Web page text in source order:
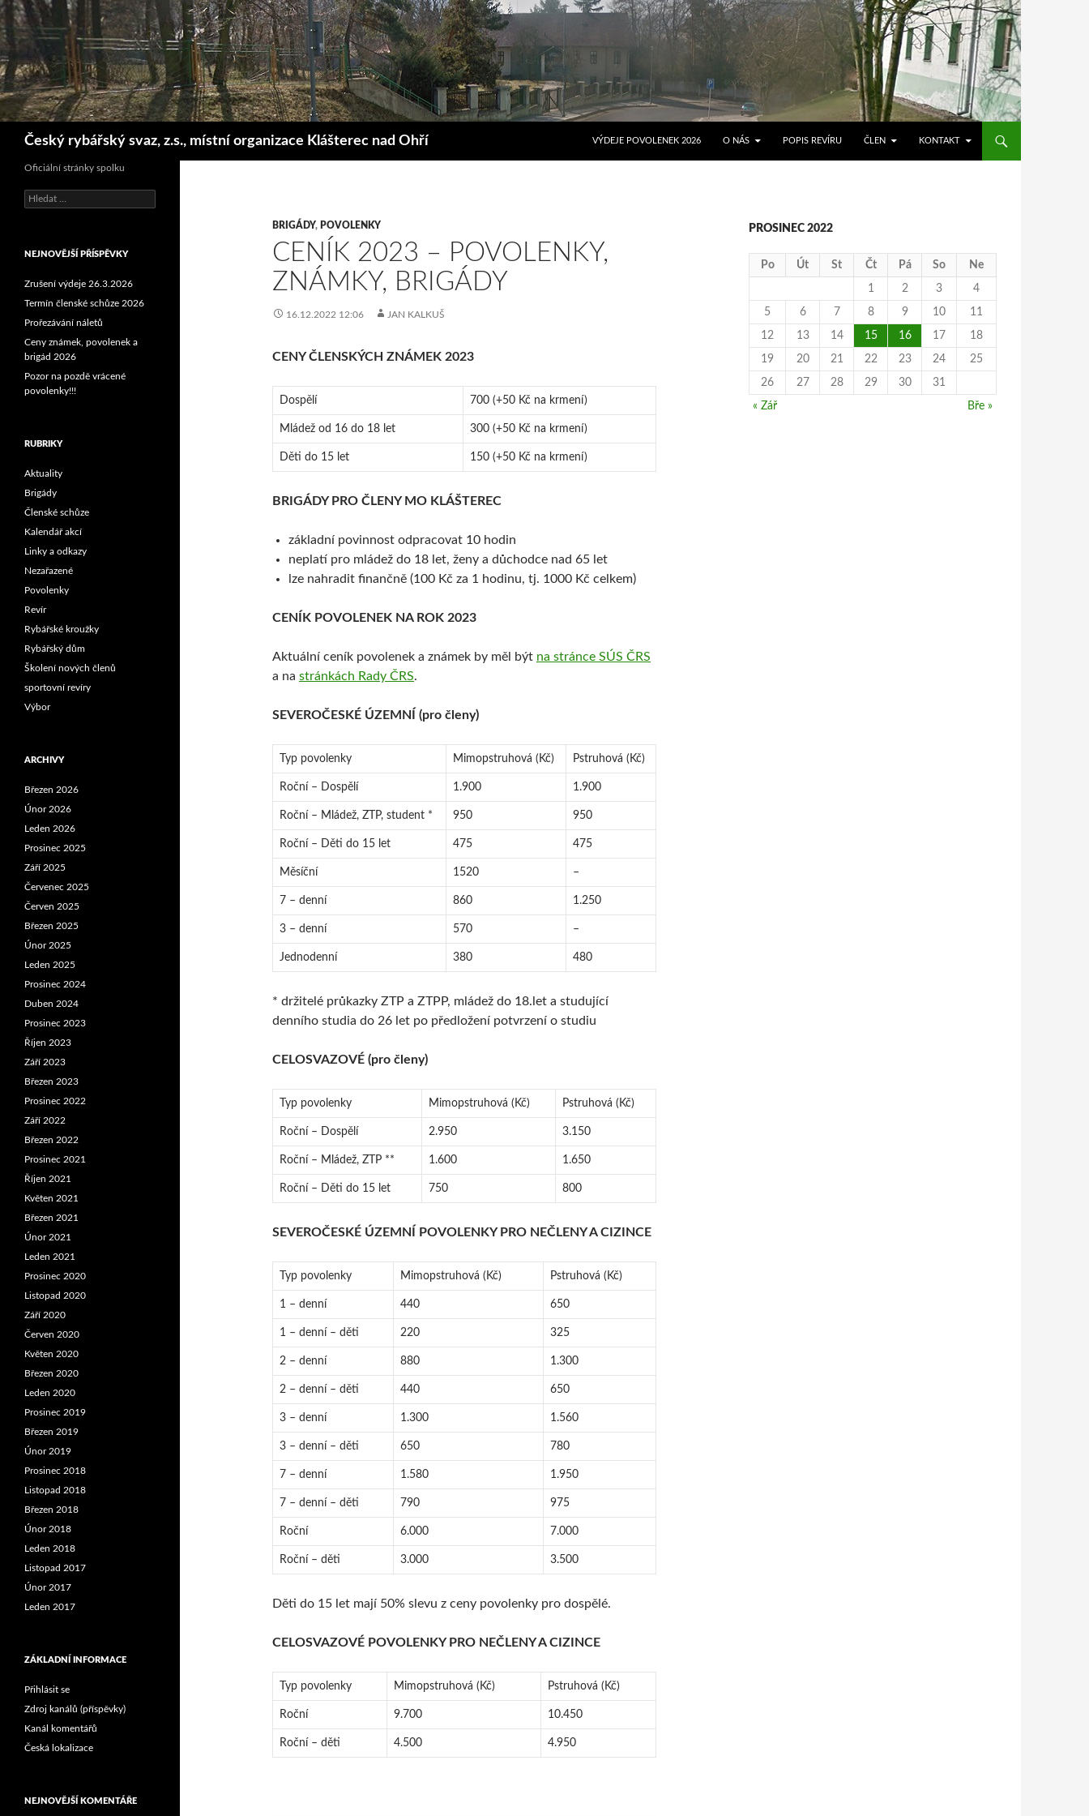
Český rybářský svaz, z.s., místní organizace Klášterec nad Ohří
Hledat
VÝDEJE POVOLENEK 2026
O NÁS POPIS REVÍRU ČLEN KONTAKT
BRIGÁDY, POVOLENKY
CENÍK 2023 – POVOLENKY,
ZNÁMKY, BRIGÁDY
16.12.2022 12:06 JAN KALKUŠ
CENY ČLENSKÝCH ZNÁMEK 2023
Dospělí 700 (+50 Kč na krmení)
Mládež od 16 do 18 let 300 (+50 Kč na krmení)
Děti do 15 let 150 (+50 Kč na krmení)
BRIGÁDY PRO ČLENY MO KLÁŠTEREC
základní povinnost odpracovat 10 hodin
neplatí pro mládež do 18 let, ženy a důchodce nad 65 let
lze nahradit finančně (100 Kč za 1 hodinu, tj. 1000 Kč celkem)
CENÍK POVOLENEK NA ROK 2023
Aktuální ceník povolenek a známek by měl být na stránce SÚS ČRS
a na stránkách Rady ČRS.
SEVEROČESKÉ ÚZEMNÍ (pro členy)
Typ povolenky Mimopstruhová (Kč) Pstruhová (Kč)
Roční – Dospělí 1.900 1.900
Roční – Mládež, ZTP, student * 950 950
Roční – Děti do 15 let 475 475
Měsíční 1520 –
7 – denní 860 1.250
3 – denní 570 –
Jednodenní 380 480
* držitelé průkazky ZTP a ZTPP, mládež do 18.let a studující
denního studia do 26 let po předložení potvrzení o studiu
CELOSVAZOVÉ (pro členy)
Typ povolenky Mimopstruhová (Kč) Pstruhová (Kč)
Roční – Dospělí 2.950 3.150
Roční – Mládež, ZTP ** 1.600 1.650
Roční – Děti do 15 let 750 800
SEVEROČESKÉ ÚZEMNÍ POVOLENKY PRO NEČLENY A CIZINCE
Typ povolenky Mimopstruhová (Kč) Pstruhová (Kč)
1 – denní 440 650
1 – denní – děti 220 325
2 – denní 880 1.300
2 – denní – děti 440 650
3 – denní 1.300 1.560
3 – denní – děti 650 780
7 – denní 1.580 1.950
7 – denní – děti 790 975
Roční 6.000 7.000
Roční – děti 3.000 3.500
Děti do 15 let mají 50% slevu z ceny povolenky pro dospělé.
CELOSVAZOVÉ POVOLENKY PRO NEČLENY A CIZINCE
Typ povolenky Mimopstruhová (Kč) Pstruhová (Kč)
Roční 9.700 10.450
Roční – děti 4.500 4.950
PROSINEC 2022
Po Út St Čt Pá So Ne
1 2 3 4
5 6 7 8 9 10 11
12 13 14 15 16 17 18
19 20 21 22 23 24 25
26 27 28 29 30 31
« Zář Bře »
Oficiální stránky spolku
Vyhledávání
NEJNOVĚJŠÍ PŘÍSPĚVKY
Zrušení výdeje 26.3.2026
Termín členské schůze 2026
Prořezávání náletů
Ceny známek, povolenek a
brigád 2026
Pozor na pozdě vrácené
povolenky!!!
RUBRIKY
Aktuality
Brigády
Členské schůze
Kalendář akcí
Linky a odkazy
Nezařazené
Povolenky
Revír
Rybářské kroužky
Rybářský dům
Školení nových členů
sportovní revíry
Výbor
ARCHIVY
Březen 2026
Únor 2026
Leden 2026
Prosinec 2025
Září 2025
Červenec 2025
Červen 2025
Březen 2025
Únor 2025
Leden 2025
Prosinec 2024
Duben 2024
Prosinec 2023
Říjen 2023
Září 2023
Březen 2023
Prosinec 2022
Září 2022
Březen 2022
Prosinec 2021
Říjen 2021
Květen 2021
Březen 2021
Únor 2021
Leden 2021
Prosinec 2020
Listopad 2020
Září 2020
Červen 2020
Květen 2020
Březen 2020
Leden 2020
Prosinec 2019
Březen 2019
Únor 2019
Prosinec 2018
Listopad 2018
Březen 2018
Únor 2018
Leden 2018
Listopad 2017
Únor 2017
Leden 2017
ZÁKLADNÍ INFORMACE
Přihlásit se
Zdroj kanálů (příspěvky)
Kanál komentářů
Česká lokalizace
NEJNOVĚJŠÍ KOMENTÁŘE